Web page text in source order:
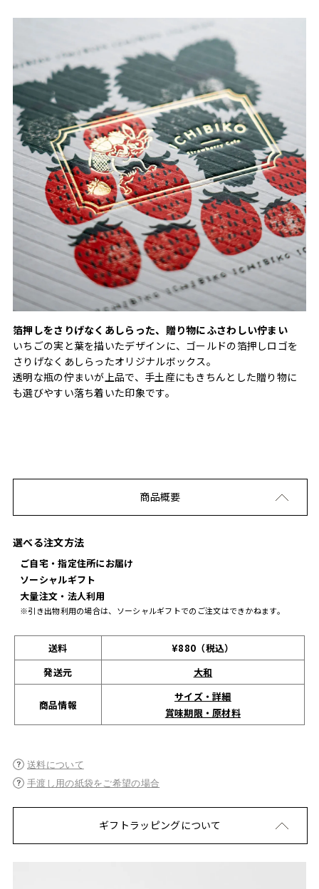
箔押しをさりげなくあしらった、贈り物にふさわしい佇まい
いちごの実と葉を描いたデザインに、ゴールドの箔押しロゴを
さりげなくあしらったオリジナルボックス。
透明な瓶の佇まいが上品で、手土産にもきちんとした贈り物に
も選びやすい落ち着いた印象です。
商品概要
選べる注文方法
ご自宅・指定住所にお届け
ソーシャルギフト
大量注文・法人利用
※引き出物利用の場合は、ソーシャルギフトでのご注文はできかねます。
送料
¥880（税込）
発送元
大和
商品情報
サイズ・詳細
賞味期限・原材料
送料について
手渡し用の紙袋をご希望の場合
ギフトラッピングについて